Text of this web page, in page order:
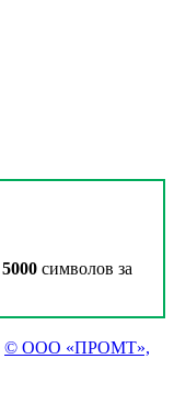
5000 символов за
© ООО «ПРОМТ»,